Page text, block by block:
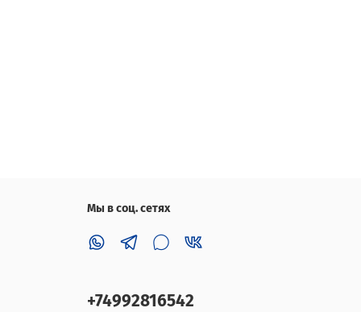
Мы в соц. сетях
+74992816542